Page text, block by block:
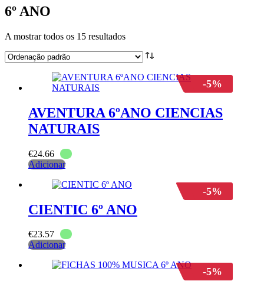
6º ANO
A mostrar todos os 15 resultados
-5%
AVENTURA 6ºANO CIENCIAS
NATURAIS
€24.66
Adicionar
-5%
CIENTIC 6º ANO
€23.57
Adicionar
-5%